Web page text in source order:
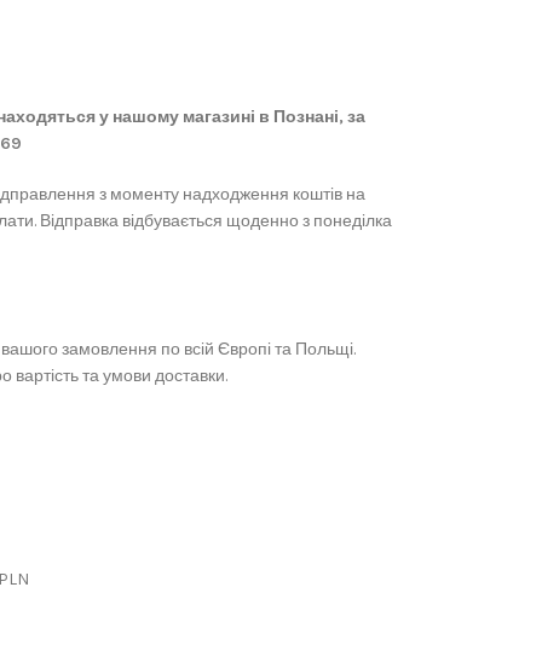
у нашому магазині в Познані, за
з моменту надходження коштів на
Відправка відбувається щоденно з понеділка
замовлення по всій Європі та Польщі.
та умови доставки.